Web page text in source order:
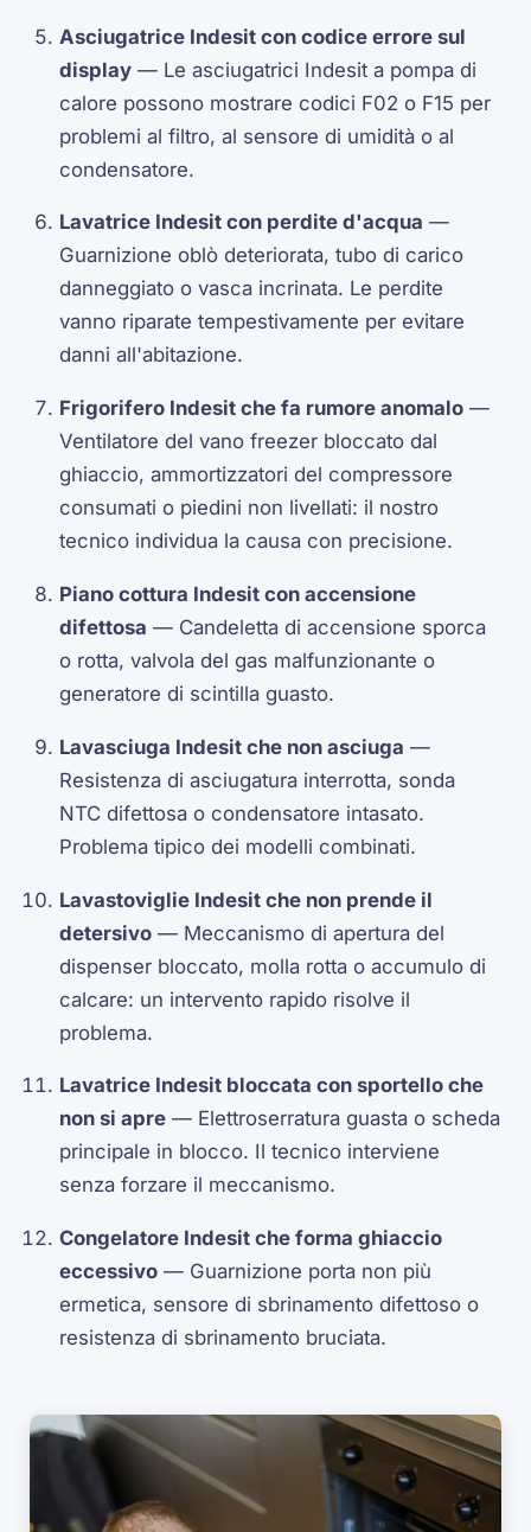
Asciugatrice Indesit con codice errore sul
display — Le asciugatrici Indesit a pompa di
calore possono mostrare codici F02 o F15 per
problemi al filtro, al sensore di umidità o al
condensatore.
Lavatrice Indesit con perdite d'acqua —
Guarnizione oblò deteriorata, tubo di carico
danneggiato o vasca incrinata. Le perdite
vanno riparate tempestivamente per evitare
danni all'abitazione.
Frigorifero Indesit che fa rumore anomalo —
Ventilatore del vano freezer bloccato dal
ghiaccio, ammortizzatori del compressore
consumati o piedini non livellati: il nostro
tecnico individua la causa con precisione.
Piano cottura Indesit con accensione
difettosa — Candeletta di accensione sporca
o rotta, valvola del gas malfunzionante o
generatore di scintilla guasto.
Lavasciuga Indesit che non asciuga —
Resistenza di asciugatura interrotta, sonda
NTC difettosa o condensatore intasato.
Problema tipico dei modelli combinati.
Lavastoviglie Indesit che non prende il
detersivo — Meccanismo di apertura del
dispenser bloccato, molla rotta o accumulo di
calcare: un intervento rapido risolve il
problema.
Lavatrice Indesit bloccata con sportello che
non si apre — Elettroserratura guasta o scheda
principale in blocco. Il tecnico interviene
senza forzare il meccanismo.
Congelatore Indesit che forma ghiaccio
eccessivo — Guarnizione porta non più
ermetica, sensore di sbrinamento difettoso o
resistenza di sbrinamento bruciata.